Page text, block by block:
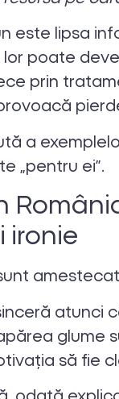
este lipsa
poate
prin
a
„pentru ei”.
ironie
atunci
glume
să fie